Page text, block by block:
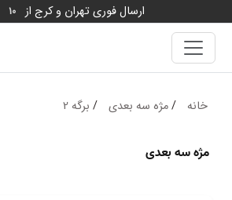
ارسال فوری تهران و کرج از 10
خانه /مژه سه بعدی / برگه 2
مژه سه بعدی